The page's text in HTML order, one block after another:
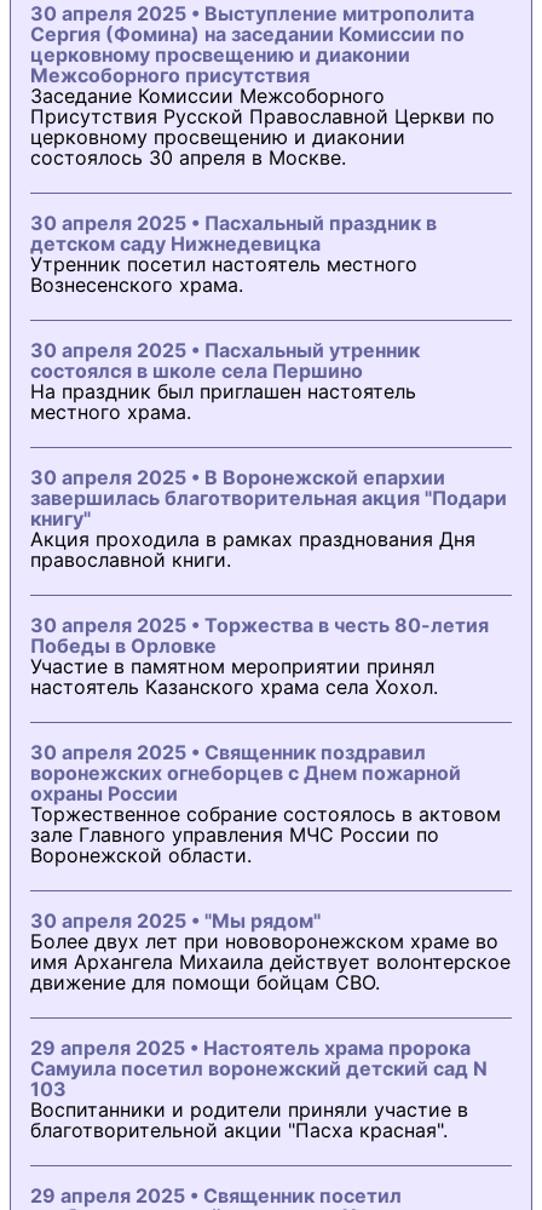
30 апреля 2025 • Выступление митрополита
Сергия (Фомина) на заседании Комиссии по
церковному просвещению и диаконии
Межсоборного присутствия
Заседание Комиссии Межсоборного
Присутствия Русской Православной Церкви по
церковному просвещению и диаконии
состоялось 30 апреля в Москве.
30 апреля 2025 • Пасхальный праздник в
детском саду Нижнедевицка
Утренник посетил настоятель местного
Вознесенского храма.
30 апреля 2025 • Пасхальный утренник
состоялся в школе села Першино
На праздник был приглашен настоятель
местного храма.
30 апреля 2025 • В Воронежской епархии
завершилась благотворительная акция "Подари
книгу"
Акция проходила в рамках празднования Дня
православной книги.
30 апреля 2025 • Торжества в честь 80-летия
Победы в Орловке
Участие в памятном мероприятии принял
настоятель Казанского храма села Хохол.
30 апреля 2025 • Священник поздравил
воронежских огнеборцев с Днем пожарной
охраны России
Торжественное собрание состоялось в актовом
зале Главного управления МЧС России по
Воронежской области.
30 апреля 2025 • "Мы рядом"
Более двух лет при нововоронежском храме во
имя Архангела Михаила действует волонтерское
движение для помощи бойцам СВО.
29 апреля 2025 • Настоятель храма пророка
Самуила посетил воронежский детский сад N
103
Воспитанники и родители приняли участие в
благотворительной акции "Пасха красная".
29 апреля 2025 • Священник посетил